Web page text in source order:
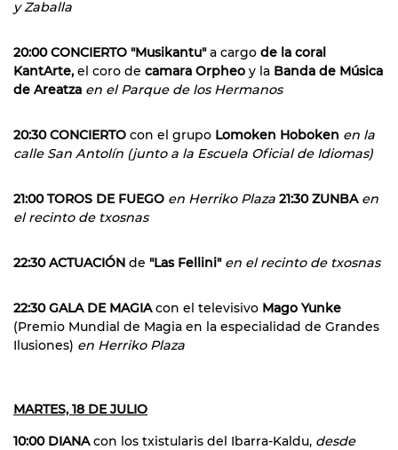
y Zaballa
20:00 CONCIERTO "Musikantu"a cargo de la coral
KantArte, el coro de camara Orpheo y la Banda de Música
de Areatza en el Parque de los Hermanos
20:30 CONCIERTO con el grupo Lomoken Hoboken en la
calle San Antolín (junto a la Escuela Oficial de Idiomas)
21:00 TOROS DE FUEGO en Herriko Plaza 21:30 ZUNBA en
el recinto de txosnas
22:30 ACTUACIÓN de "Las Fellini" en el recinto de txosnas
22:30 GALA DE MAGIAcon el televisivo Mago Yunke
(Premio Mundial de Magia en la especialidad de Grandes
Ilusiones) en Herriko Plaza
MARTES, 18 DE JULIO
10:00 DIANAcon los txistularis del Ibarra-Kaldu, desde